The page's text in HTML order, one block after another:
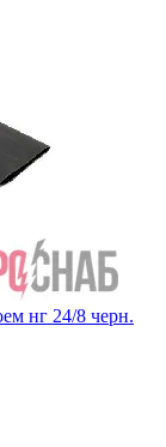
нг 24/8 черн.